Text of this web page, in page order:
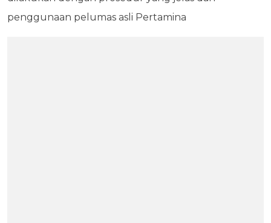
penggunaan pelumas asli Pertamina